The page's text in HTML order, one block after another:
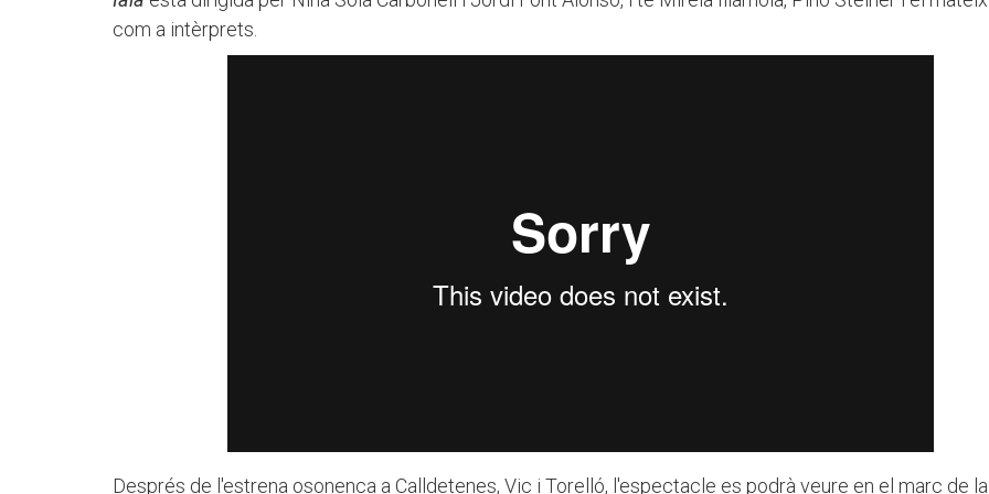
com a intèrprets.
Després de l'estrena osonenca a Calldetenes, Vic i Torelló, l'espectacle es podrà veure en el marc de